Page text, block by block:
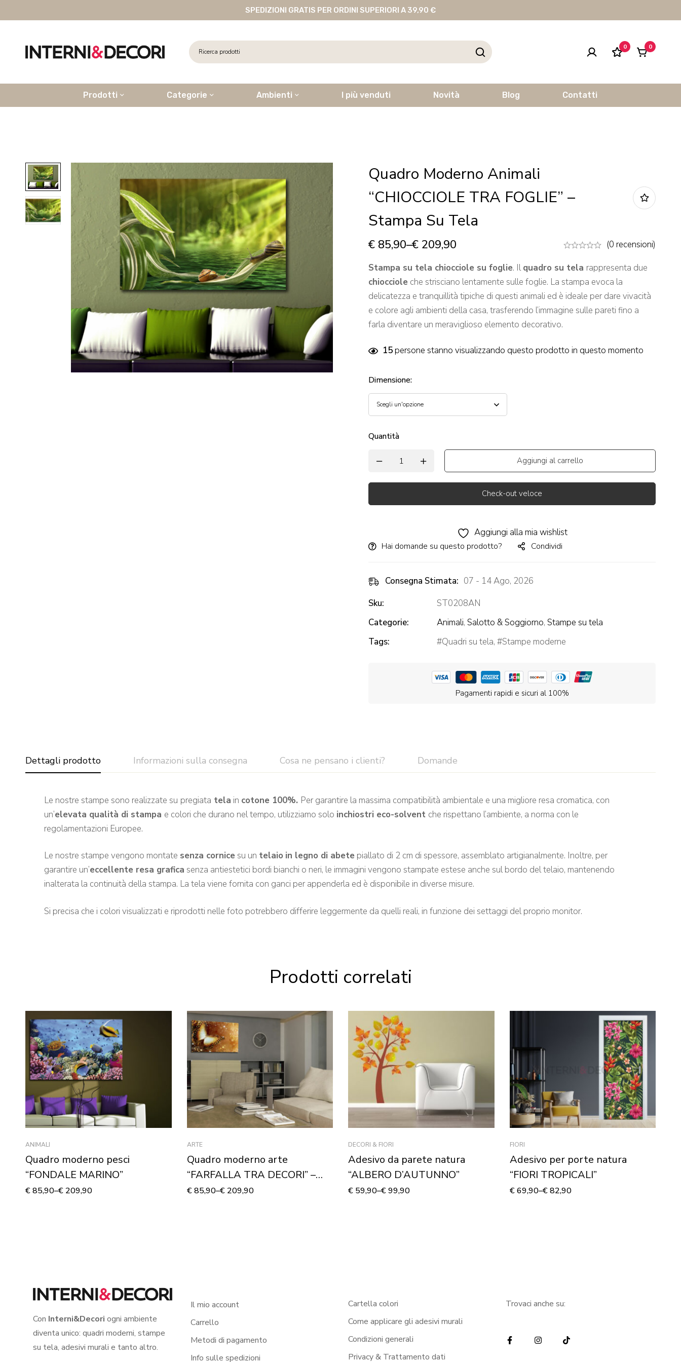
SPEDIZIONI GRATIS PER ORDINI SUPERIORI A 39,90 €
0 0
Prodotti Categorie Ambienti I più venduti Novità Blog Contatti
Quadro Moderno Animali
“CHIOCCIOLE TRA FOGLIE” –
Stampa Su Tela
€ 85,90–€ 209,90
(0 recensioni)
Stampa su tela chiocciole su foglie. Ilquadro su tela rappresenta due
chiocciole che strisciano lentamente sulle foglie. La stampa evoca la
delicatezza e tranquillità tipiche di questi animali ed è ideale per dare vivacità
e colore agli ambienti della casa, trasferendo l’immagine sulle pareti fino a
farla diventare un meraviglioso elemento decorativo.
15persone stanno visualizzando questo prodotto in questo momento
Dimensione:
Quantità
Aggiungi al carrello
Check-out veloce
Aggiungi alla mia wishlist
Hai domande su questo prodotto? Condividi
Consegna Stimata: 07 - 14 Ago, 2026
Sku:
ST0208AN
Categorie:
Animali, Salotto & Soggiorno, Stampe su tela
Tags:
Quadri su tela, Stampe moderne
Pagamenti rapidi e sicuri al 100%
Dettagli prodotto Informazioni sulla consegna Cosa ne pensano i clienti? Domande
Le nostre stampe sono realizzate su pregiata tela in cotone 100%. Per garantire la massima compatibilità ambientale e una migliore resa cromatica, con
un’elevata qualità di stampa e colori che durano nel tempo, utilizziamo solo inchiostri eco-solvent che rispettano l’ambiente, a norma con le
regolamentazioni Europee.
Le nostre stampe vengono montate senza cornice su un telaio in legno di abete piallato di 2 cm di spessore, assemblato artigianalmente. Inoltre, per
garantire un’eccellente resa grafica senza antiestetici bordi bianchi o neri, le immagini vengono stampate estese anche sul bordo del telaio, mantenendo
inalterata la continuità della stampa. La tela viene fornita con ganci per appenderla ed è disponibile in diverse misure.
Si precisa che i colori visualizzati e riprodotti nelle foto potrebbero differire leggermente da quelli reali, in funzione dei settaggi del proprio monitor.
Prodotti correlati
ANIMALI
Quadro moderno pesci
“FONDALE MARINO”
€85,90–€ 209,90
ARTE
Quadro moderno arte
“FARFALLA TRA DECORI” –
Stampa su tela
€85,90–€209,90
DECORI & FIORI
Adesivo da parete natura
“ALBERO D’AUTUNNO”
€ 59,90–€99,90
FIORI
Adesivo per porte natura
“FIORI TROPICALI”
€69,90–€82,90
Con Interni&Decori ogni ambiente
diventa unico: quadri moderni, stampe
su tela, adesivi murali e tanto altro.
Il mio account
Carrello
Metodi di pagamento
Info sulle spedizioni
Cartella colori
Come applicare gli adesivi murali
Condizioni generali
Privacy & Trattamento dati
Trovaci anche su: